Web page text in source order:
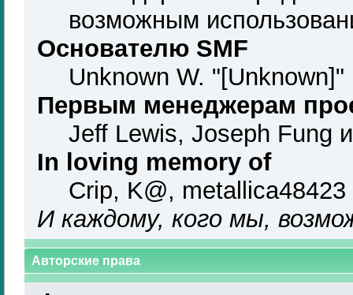
возможным
Основателю SMF
Unknown W.
Первым менеджерам
Jeff Lewis, Joseph Fung
In loving memory of
Crip, K@,
И каждому, кого мы,
Авторские права